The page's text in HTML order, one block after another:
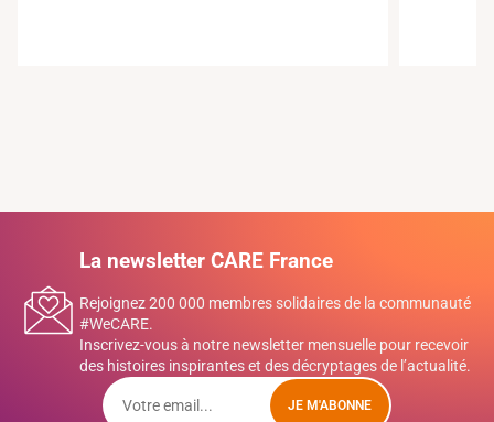
La newsletter CARE France
Rejoignez 200 000 membres solidaires de la communauté
#WeCARE.
Inscrivez-vous à notre newsletter mensuelle pour recevoir
des histoires inspirantes et des décryptages de l’actualité.
JE M'ABONNE